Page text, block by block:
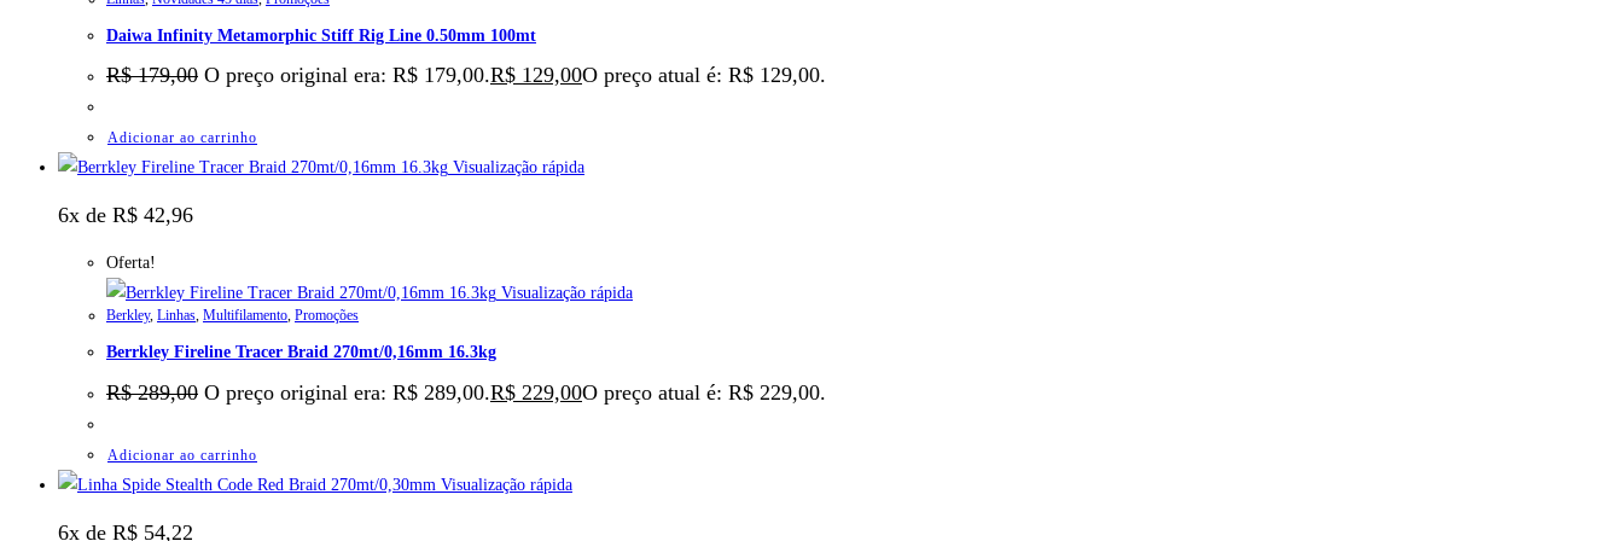
Daiwa Infinity Metamorphic Stiff Rig Line 0.50mm 100mt
R$179,00 O preço original era: R$ 179,00.R$ 129,00O preço atual é: R$ 129,00.
Adicionar ao carrinho
Visualização rápida
6x de R$ 42,96
Oferta!
Visualização rápida
Berkley, Linhas, Multifilamento, Promoções
Berrkley Fireline Tracer Braid 270mt/0,16mm 16.3kg
R$289,00 O preço original era: R$ 289,00.R$ 229,00O preço atual é: R$ 229,00.
Adicionar ao carrinho
Visualização rápida
6x de R$ 54,22